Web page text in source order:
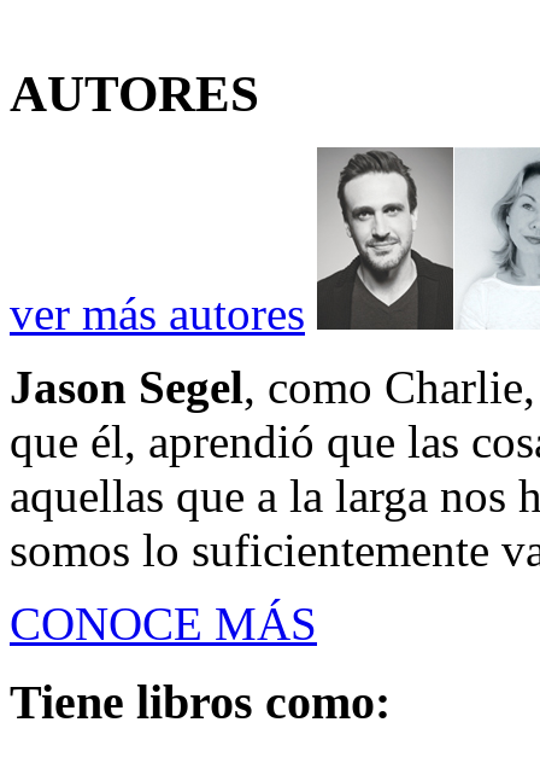
AUTORES
ver más autores
Jason Segel, como
que él, aprendió que las
aquellas que a la larga nos
somos lo suficientemente
CONOCE MÁS
Tiene libros como: